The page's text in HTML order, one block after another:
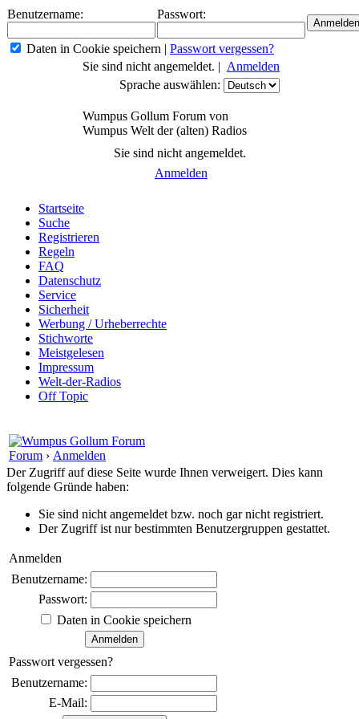
Benutzername: Passwort:
Daten in Cookie speichern | Passwort vergessen?
Sie sind nicht angemeldet. | Anmelden
Sprache auswählen:
Wumpus Gollum Forum von
Wumpus Welt der (alten) Radios
Sie sind nicht angemeldet.
Anmelden
Startseite
Suche
Registrieren
Regeln
FAQ
Datenschutz
Service
Sicherheit
Werbung / Urheberrechte
Stichworte
Meistgelesen
Impressum
Welt-der-Radios
Off Topic
Forum › Anmelden
Der Zugriff auf diese Seite wurde Ihnen verweigert. Dies kann
folgende Gründe haben:
Sie sind nicht angemeldet bzw. noch gar nicht registriert.
Der Zugriff ist nur bestimmten Benutzergruppen gestattet.
Anmelden
Benutzername:
Passwort:
Daten in Cookie speichern
Passwort vergessen?
Benutzername:
E-Mail: